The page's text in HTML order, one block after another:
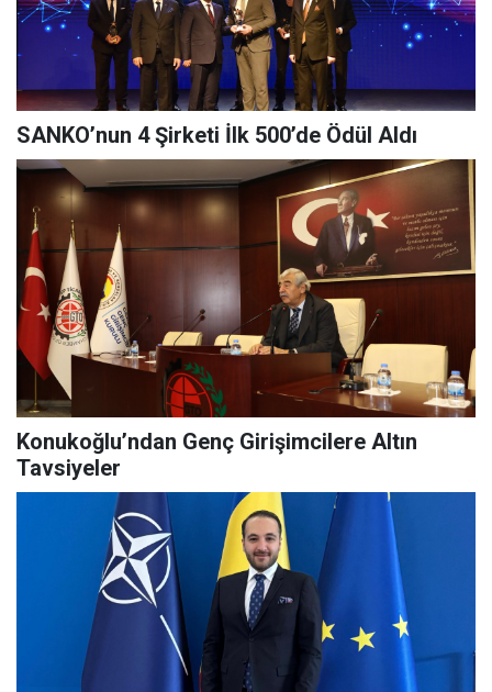
SANKO’nun 4 Şirketi İlk 500’de Ödül Aldı
Konukoğlu’ndan Genç Girişimcilere Altın
Tavsiyeler